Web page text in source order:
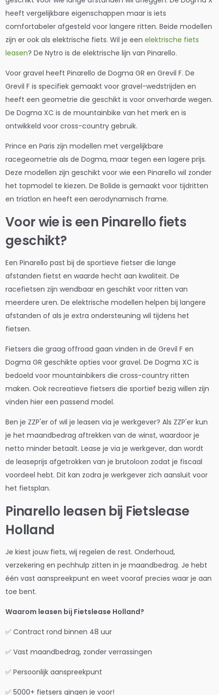
heeft vergelijkbare eigenschappen maar is iets
comfortabeler afgesteld voor langere ritten. Beide modellen
zijn er ook als elektrische fiets. Wil je eenelektrische fiets
leasen? De Nytro is de elektrische lijn van Pinarello.
Voor gravel heeft Pinarello de Dogma GR en Grevil F. De
Grevil F is specifiek gemaakt voor gravel-wedstrijden en
heeft een geometrie die geschikt is voor onverharde wegen.
De Dogma XC is de mountainbike van het merk en is
ontwikkeld voor cross-country gebruik.
Prince en Paris zijn modellen met vergelijkbare
racegeometrie als de Dogma, maar tegen een lagere prijs.
Deze modellen zijn geschikt voor wie een Pinarello wil zonder
het topmodel te kiezen. De Bolide is gemaakt voor tijdritten
en triatlon en heeft een aerodynamisch frame.
Voor wie is een Pinarello fiets
geschikt?
Een Pinarello past bij de sportieve fietser die lange
afstanden fietst en waarde hecht aan kwaliteit. De
racefietsen zijn wendbaar en geschikt voor ritten van
meerdere uren. De elektrische modellen helpen bij langere
afstanden of als je extra ondersteuning wil tijdens het
fietsen.
Fietsers die graag offroad gaan vinden in de Grevil F en
Dogma GR geschikte opties voor gravel. De Dogma XC is
bedoeld voor mountainbikers die cross-country ritten
maken. Ook recreatieve fietsers die sportief bezig willen zijn
vinden hier een passend model.
Ben je ZZP'er of wil je leasen via je werkgever? Als ZZP'er kun
je het maandbedrag aftrekken van de winst, waardoor je
netto minder betaalt. Lease je via je werkgever, dan wordt
de leaseprijs afgetrokken van je brutoloon zodat je fiscaal
voordeel hebt. Dit kan zodra je werkgever zich aansluit voor
het fietsplan.
Pinarello leasen bij Fietslease
Holland
Je kiest jouw fiets, wij regelen de rest. Onderhoud,
verzekering en pechhulp zitten in je maandbedrag. Je hebt
één vast aanspreekpunt en weet vooraf precies waar je aan
toe bent.
Waarom leasen bij Fietslease Holland?
✅ Contract rond binnen 48 uur
✅ Vast maandbedrag, zonder verrassingen
✅ Persoonlijk aanspreekpunt
✅ 5000+ fietsers gingen je voor!